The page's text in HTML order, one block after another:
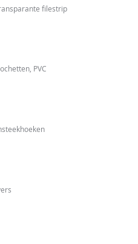
filestrip
PVC